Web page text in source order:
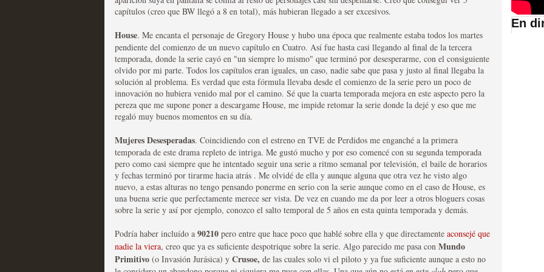
Mi experiencia como usuario de HBO España
MOLTISANTI
Recomendación de la semana
The Get Down o cómo acabar siendo una de las
series más caras de la historia
MOLTISANTI
Recomendación de la semana
capítulos (creo que BW llegó a 8 en total), más hubieran llegado a ser excesivos.
House. Me encanta el personaje de Gregory House y hubo una época que realmente estaba todos los martes
pendiente del comienzo de un nuevo capítulo en Cuatro. Así fue hasta casi llegando al final de la tercera
temporada, donde la serie cayó en "un siempre lo mismo" que terminó por desesperarme, con el consiguiente
olvido por mi parte. Todos los capítulos eran iguales, un caso, nadie sabe que pasa y justo al final llegaba la
solución al problema. Es verdad que esta fórmula llevaba desde el comienzo de la serie pero un poco de
innovación no hubiera venido mal por el camino. Sé que la cuarta temporada mejora en este aspecto pero la
pereza que me supone poner a descargame House, me impide retomar la serie donde la dejé y eso que me
regaló muy buenos momentos en su día.
Mujeres Desesperadas. Coincidiendo con el estreno en TVE de Perdidos me enganché a la primera
temporada de este drama repleto de intriga. Me gustó mucho y por eso comencé con su segunda temporada
pero como casi siempre que he intentado seguir una serie a ritmo semanal por televisión, el baile de horarios
y fechas terminó por tirarme hacia atrás . Me olvidé de ella y aunque alguna que otra vez he visto algo
nuevo, a estas alturas no tengo pensando ponerme en serio con la serie aunque como en el caso de House, es
una buena serie que perfectamente merece ser vista. De vez en cuando me da por leer a otros bloguers cosas
sobre la serie y así por ejemplo, conozco el salto temporal de 5 años en esta quinta temporada y demás.
Podría haber incluído a 90210 pero entre que hace poco que hablé sobre ella y que directamente aconsejé que
nadie la viera, creo que ya es suficiente despotrique sobre la serie. Algo parecido me pasa con Mundo
Primitivo (o Invasión Jurásica) y Crusoe, de las cuales solo vi el piloto y ya fue suficiente aunque a esto no
En